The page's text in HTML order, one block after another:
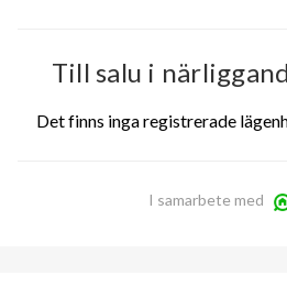
Till salu i
Det finns inga registrerade
I samarbete med